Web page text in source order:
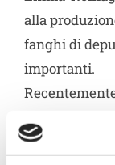
Vai a
alla
fanghi di
importanti.
studi di